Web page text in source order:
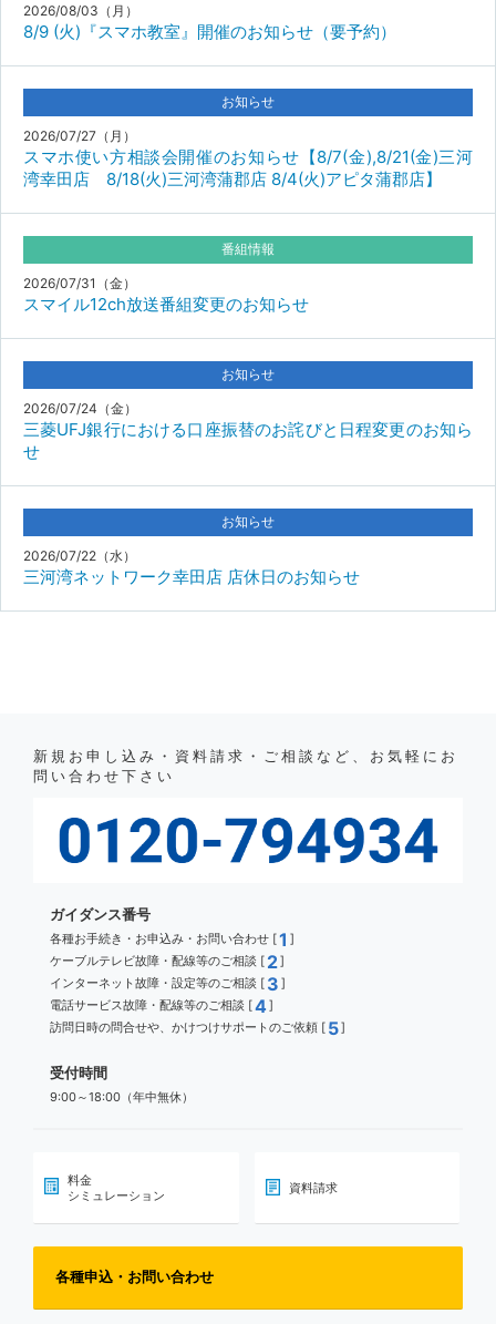
2026/08/03（月）
8/9 (火)『スマホ教室』開催のお知らせ（要予約）
お知らせ
2026/07/27（月）
スマホ使い方相談会開催のお知らせ【8/7(金),8/21(金)三河
湾幸田店 8/18(火)三河湾蒲郡店 8/4(火)アピタ蒲郡店】
番組情報
2026/07/31（金）
スマイル12ch放送番組変更のお知らせ
お知らせ
2026/07/24（金）
三菱UFJ銀行における口座振替のお詫びと日程変更のお知ら
せ
お知らせ
2026/07/22（水）
三河湾ネットワーク幸田店 店休日のお知らせ
新規お申し込み・資料請求・ご相談など、お気軽にお
問い合わせ下さい
ガイダンス番号
各種お手続き・お申込み・お問い合わせ [1 ]
ケーブルテレビ故障・配線等のご相談 [ 2]
インターネット故障・設定等のご相談 [ 3 ]
電話サービス故障・配線等のご相談 [4]
訪問日時の問合せや、かけつけサポートのご依頼 [ 5]
受付時間
9:00～18:00（年中無休）
料金
シミュレーション
資料請求
各種申込・お問い合わせ